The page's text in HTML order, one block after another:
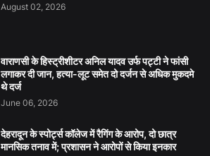
August 02, 2026
वाराणसी के हिस्ट्रीशीटर अनिल यादव उर्फ पट्टी ने फांसी
लगाकर दी जान, हत्या-लूट समेत दो दर्जन से अधिक मुकदमे
थे दर्ज
June 06, 2026
देहरादून के स्पोर्ट्स कॉलेज में रैगिंग के आरोप, दो छात्र
मानसिक तनाव में; प्रशासन ने आरोपों से किया इनकार